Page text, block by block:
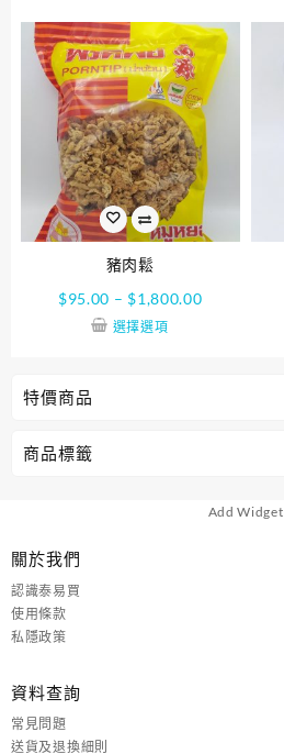
特價商品
商品標籤
豬肉鬆
$95.00 – $1,800.00
選擇選項
Add Widget
關於我們
認識泰易買
使用條款
私隱政策
資料查詢
常見問題
送貨及退換細則